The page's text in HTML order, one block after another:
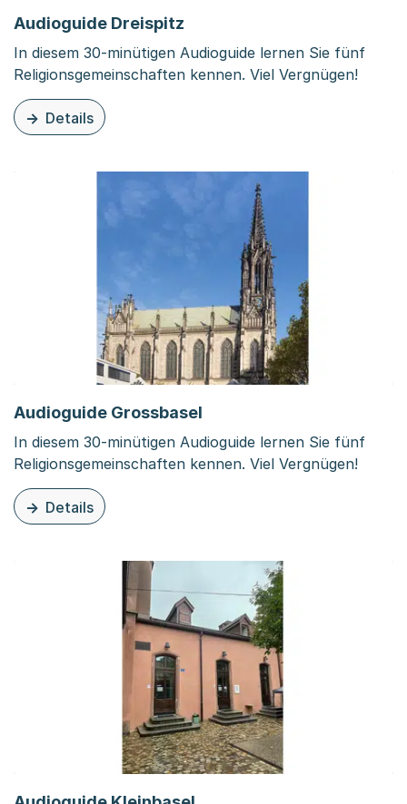
Audioguide Dreispitz
In diesem 30-minütigen Audioguide lernen Sie fünf
Religionsgemeinschaften kennen. Viel Vergnügen!
Details
zu dieser Organisationsseite: Audioguide Dreispitz
Audioguide Grossbasel
In diesem 30-minütigen Audioguide lernen Sie fünf
Religionsgemeinschaften kennen. Viel Vergnügen!
Details
zu dieser Organisationsseite: Audioguide Grossbasel